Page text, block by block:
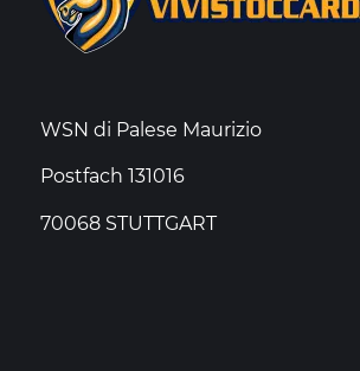
WSN di Palese Maurizio
Postfach 131016
70068 STUTTGART